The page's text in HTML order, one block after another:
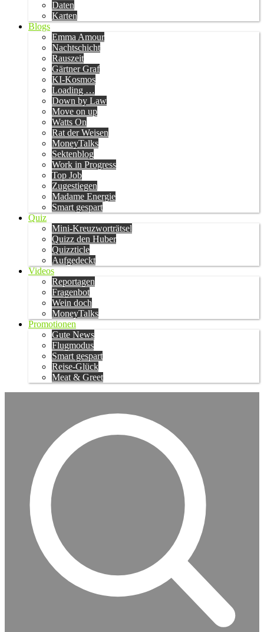
Daten
Karten
Blogs
Emma Amour
Nachtschicht
Rauszeit
Gärtner Graf
KI-Kosmos
Loading …
Down by Law
Move on up
Watts On
Rat der Weisen
MoneyTalks
Sektenblog
Work in Progress
Top Job
Zugestiegen
Madame Energie
Smart gespart
Quiz
Mini-Kreuzworträtsel
Quizz den Huber
Quizzticle
Aufgedeckt
Videos
Reportagen
Fragenbot
Wein doch
MoneyTalks
Promotionen
Gute News
Flugmodus
Smart gespart
Reise-Glück
Meat & Greet